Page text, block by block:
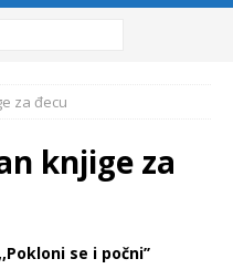
za đecu
knjige za
se i počni’’